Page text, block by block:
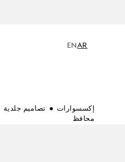
AR
EN
إكسسوارات تصاميم جلدية
محافظ